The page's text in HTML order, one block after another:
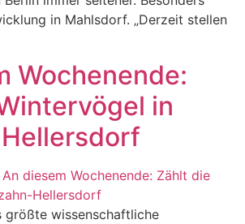
in Mahlsdorf. „Derzeit stellen
Wochenende:
in
größte wissenschaftliche